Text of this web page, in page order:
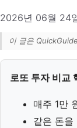
2026년 06월 24
이 글은
로또 투자 비교
매주 1만
같은 돈을